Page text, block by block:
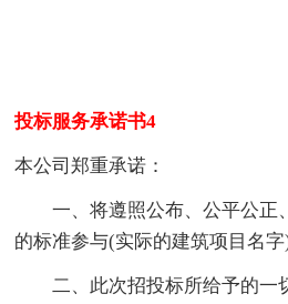
投标服务承诺书4
本公司郑重承诺：
一、将遵照公布、公平公正
的标准参与(实际的建筑项目名
二、此次招投标所给予的一